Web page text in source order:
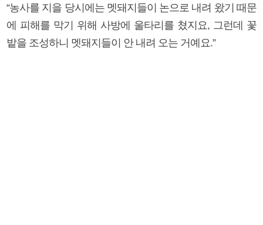
“농사를 지을 당시에는 멧돼지들이 논으로 내려 왔기 때문
에 피해를 막기 위해 사방에 울타리를 쳤지요, 그런데 꽃
밭을 조성하니 멧돼지들이 안 내려 오는 거예요.”